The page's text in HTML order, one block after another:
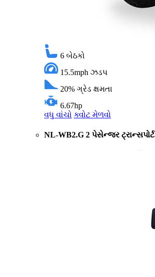
6 બેઠકો
15.5mph ઝડપ
20% ગ્રેડ ક્ષમતા
6.67hp
વધુ વાંચો ક્વોટ મેળવો
NL-WB2.G 2 પેસેન્જર ટ્રાન્સપોર્ટ